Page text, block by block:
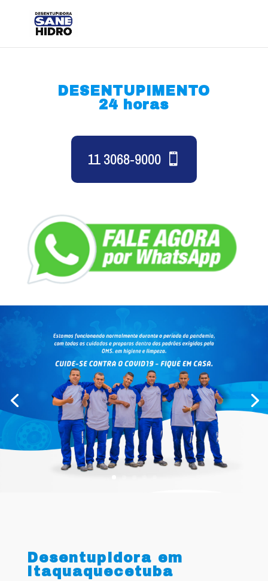
DESENTUPIMENTO
24 horas
11 3068-9000
Desentupidora em
Itaquaquecetuba